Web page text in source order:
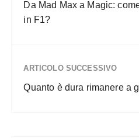
Da Mad Max a Magic:
in F1?
ARTICOLO SUCCESSIVO
Quanto è dura rimanere a